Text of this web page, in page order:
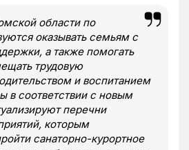
области по
оказывать семьям с
а также помогать
трудовую
и воспитанием
в соответствии с новым
перечни
которым
санаторно-курортное